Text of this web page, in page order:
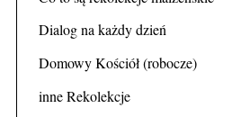
Dialog na każdy dzień
Domowy Kościół (robocze)
inne Rekolekcje